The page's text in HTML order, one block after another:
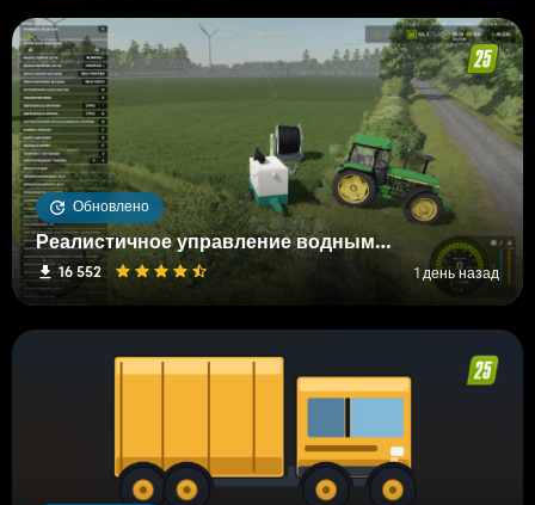
Обновлено
Реалистичное управление водными и почвенными ресурсами (RWSM)
16 552 1 день назад